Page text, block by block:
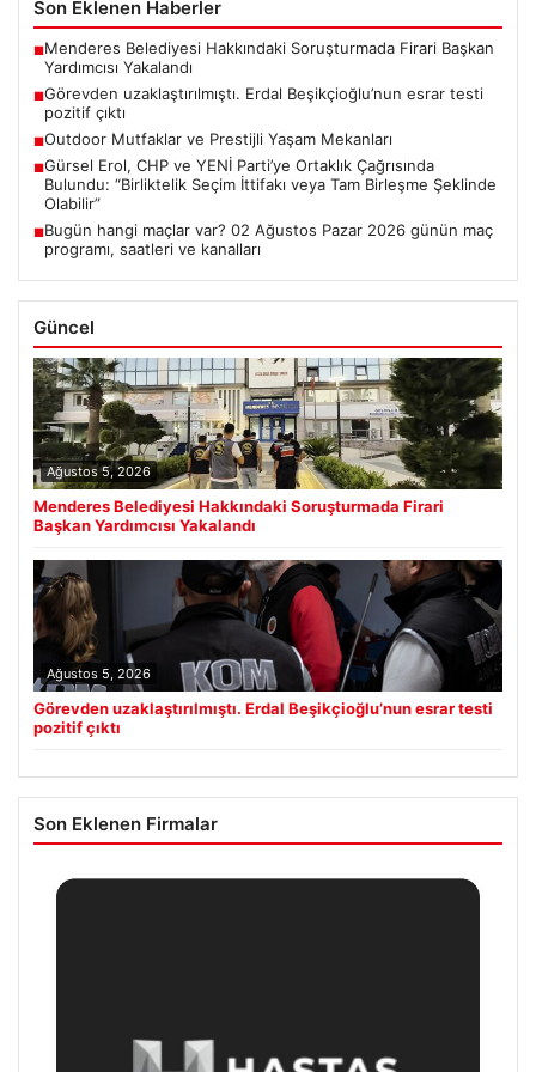
Son Eklenen Haberler
■Menderes Belediyesi Hakkındaki Soruşturmada Firari Başkan
Yardımcısı Yakalandı
■Görevden uzaklaştırılmıştı. Erdal Beşikçioğlu’nun esrar testi
pozitif çıktı
■Outdoor Mutfaklar ve Prestijli Yaşam Mekanları
■Gürsel Erol, CHP ve YENİ Parti’ye Ortaklık Çağrısında
Bulundu: “Birliktelik Seçim İttifakı veya Tam Birleşme Şeklinde
Olabilir”
■Bugün hangi maçlar var? 02 Ağustos Pazar 2026 günün maç
programı, saatleri ve kanalları
Güncel
Ağustos 5, 2026
Menderes Belediyesi Hakkındaki Soruşturmada Firari
Başkan Yardımcısı Yakalandı
Ağustos 5, 2026
Görevden uzaklaştırılmıştı. Erdal Beşikçioğlu’nun esrar testi
pozitif çıktı
Son Eklenen Firmalar